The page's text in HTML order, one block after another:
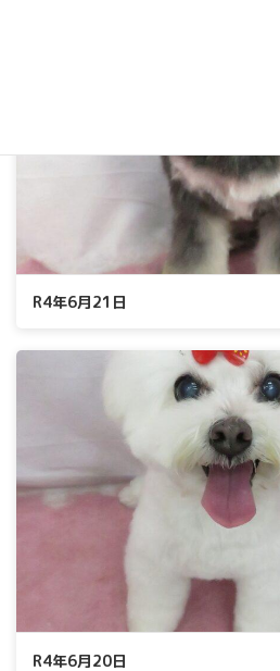
R4年6月21日
R4年6月20日